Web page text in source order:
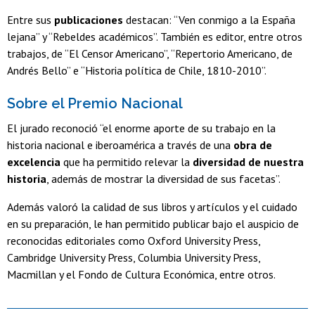
Entre sus publicaciones destacan: “Ven conmigo a la España
lejana” y “Rebeldes académicos”. También es editor, entre otros
trabajos, de “El Censor Americano”, “Repertorio Americano, de
Andrés Bello” e “Historia política de Chile, 1810-2010”.
Sobre el Premio Nacional
El jurado reconoció “el enorme aporte de su trabajo en la
historia nacional e iberoamérica a través de una obra de
excelencia que ha permitido relevar la diversidad de nuestra
historia, además de mostrar la diversidad de sus facetas”.
Además valoró la calidad de sus libros y artículos y el cuidado
en su preparación, le han permitido publicar bajo el auspicio de
reconocidas editoriales como Oxford University Press,
Cambridge University Press, Columbia University Press,
Macmillan y el Fondo de Cultura Económica, entre otros.